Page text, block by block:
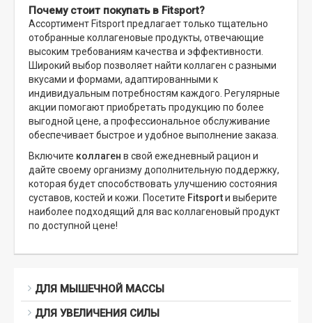
Почему стоит покупать в Fitsport?
Ассортимент Fitsport предлагает только тщательно
отобранные коллагеновые продукты, отвечающие
высоким требованиям качества и эффективности.
Широкий выбор позволяет найти коллаген с разными
вкусами и формами, адаптированными к
индивидуальным потребностям каждого. Регулярные
акции помогают приобретать продукцию по более
выгодной цене, а профессиональное обслуживание
обеспечивает быстрое и удобное выполнение заказа.
Включите коллаген в свой ежедневный рацион и
дайте своему организму дополнительную поддержку,
которая будет способствовать улучшению состояния
суставов, костей и кожи. Посетите Fitsportи выберите
наиболее подходящий для вас коллагеновый продукт
по доступной цене!
ДЛЯ МЫШЕЧНОЙ МАССЫ
ДЛЯ УВЕЛИЧЕНИЯ СИЛЫ